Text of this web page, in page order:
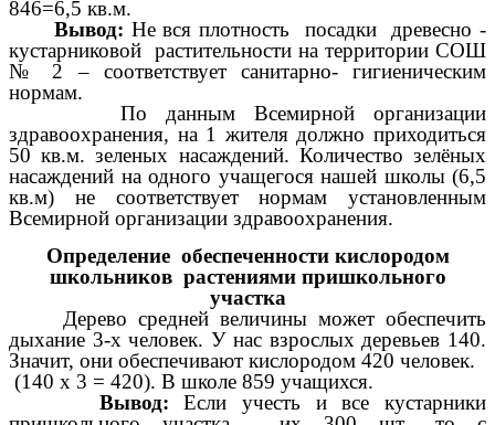
846=6,5 кв.м.
Вывод: Не вся плотность посадки древесно -
кустарниковой растительности на территории СОШ
№ 2 – соответствует санитарно- гигиеническим
нормам.
По данным Всемирной организации
здравоохранения, на 1 жителя должно приходиться
50 кв.м. зеленых насаждений. Количество зелёных
насаждений на одного учащегося нашей школы (6,5
кв.м) не соответствует нормам установленным
Всемирной организации здравоохранения.
Определение обеспеченности кислородом
школьников растениями пришкольного
участка
Дерево средней величины может обеспечить
дыхание 3-х человек. У нас взрослых деревьев 140.
Значит, они обеспечивают кислородом 420 человек.
(140 х 3 = 420). В школе 859 учащихся.
Вывод: Если учесть и все кустарники